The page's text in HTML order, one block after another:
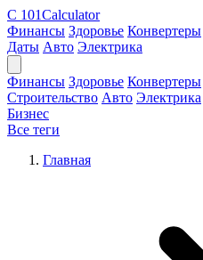
C 101Calculator
Финансы Здоровье Конвертеры
Даты Авто Электрика
Финансы Здоровье Конвертеры
Строительство Авто Электрика
Бизнес
Все теги
Главная